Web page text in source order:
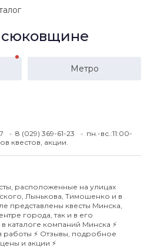
Метро
8 (029) 369-61-23
пн.-вс.:11:00-
квестов, акции.
расположенные на улицах
Лынькова, Тимошенко и в
представлены квесты Минска,
города, так и в его
каталоге компаний Минска ⚡️
работы ⚡️ Отзывы, подробное
и акции ⚡️